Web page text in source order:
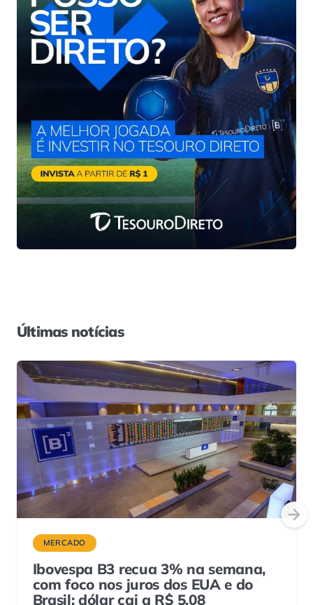
Últimas notícias
MERCADO
Ibovespa B3 recua 3% na semana,
com foco nos juros dos EUA e do
Brasil; dólar cai a R$ 5,08